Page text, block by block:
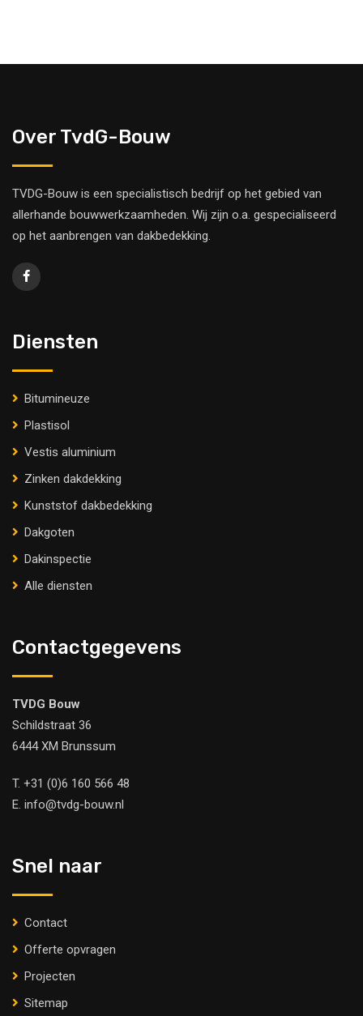
Over TvdG-Bouw
TVDG-Bouw is een specialistisch bedrijf op het gebied van
allerhande bouwwerkzaamheden. Wij zijn o.a. gespecialiseerd
op het aanbrengen van dakbedekking.
Diensten
Bitumineuze
Plastisol
Vestis aluminium
Zinken dakdekking
Kunststof dakbedekking
Dakgoten
Dakinspectie
Alle diensten
Contactgegevens
TVDG Bouw
Schildstraat 36
6444 XM Brunssum
T. +31 (0)6 160 566 48
E. info@tvdg-bouw.nl
Snel naar
Contact
Offerte opvragen
Projecten
Sitemap